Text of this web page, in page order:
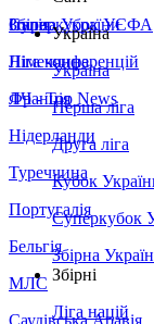
Збірна України
Італія
Німеччина
Франція
Нідерланди
Туреччина
Португалія
Бельгія
МЛС
Саудівська Аравія
Суперкубок УЄФА
Ліга конференцій
ЛЧ - Top News
Україна
Україна
Перша ліга
Друга ліга
Кубок
Суперкубок
Збірна
Збірні
Ліга націй